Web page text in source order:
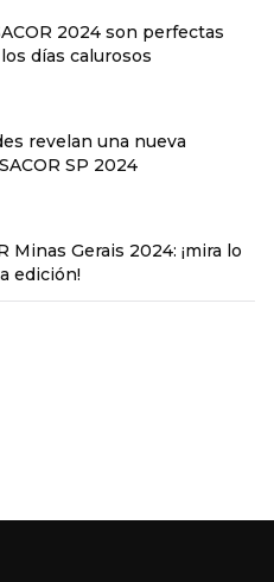
2024 son perfectas
días calurosos
revelan una nueva
SP 2024
Minas Gerais 2024: ¡mira lo
edición!